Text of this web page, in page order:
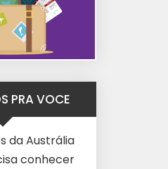
PRA VOCE
da Austrália
conhecer